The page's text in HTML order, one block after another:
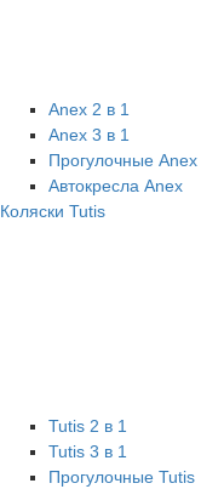
Anex 2 в 1
Anex 3 в 1
Прогулочные Anex
Автокресла Anex
Коляски Tutis
Tutis 2 в 1
Tutis 3 в 1
Прогулочные Tutis